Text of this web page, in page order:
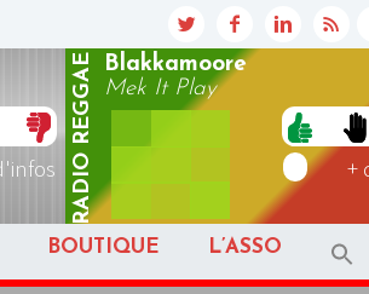
RADIO
REGGAE
Blakkamoore
Mek It Play
+
BOUTIQUE L’ASSO